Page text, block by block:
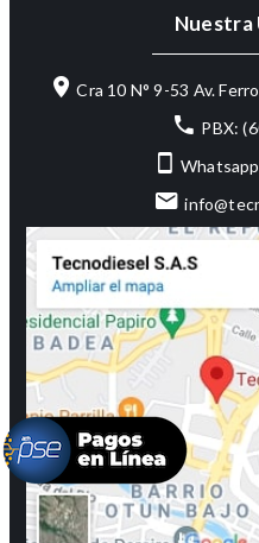
Nuestra
Cra 10 N° 9-53 Av.
PBX: